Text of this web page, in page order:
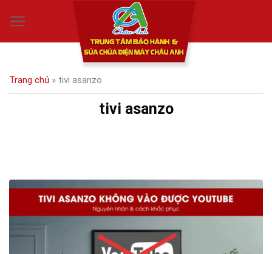
Trang chủ » tivi asanzo
tivi asanzo